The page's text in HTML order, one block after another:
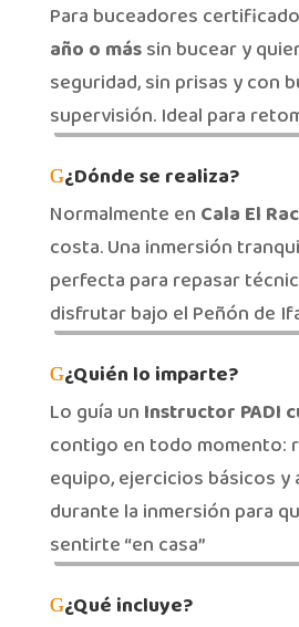
Para buceadores
año o mássin bucear y
seguridad, sin prisas y con
supervisión. Ideal para
¿Dónde se realiza?
Normalmente en Cala El
costa. Una inmersión
perfecta para repasar
disfrutar bajo el Peñón de
¿Quién lo imparte?
Lo guía un Instructor PADI
contigo en todo momento:
equipo, ejercicios básicos y
durante la inmersión para
sentirte “en casa”
¿Qué incluye?